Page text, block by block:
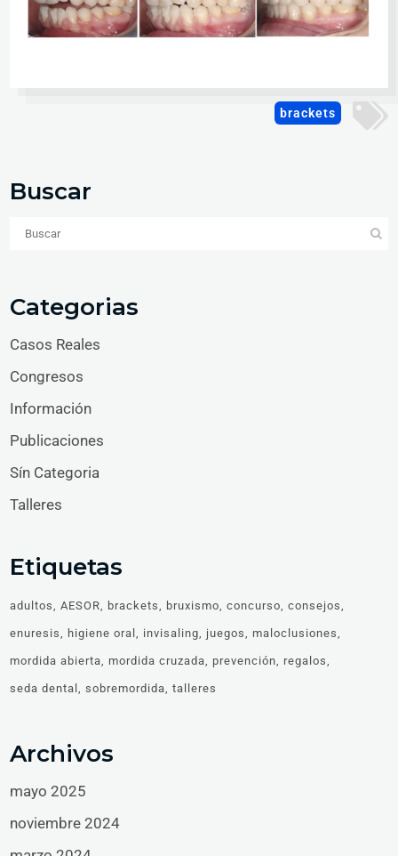
brackets
Buscar
Categorias
Casos Reales
Congresos
Información
Publicaciones
Sín Categoria
Talleres
Etiquetas
adultos AESOR brackets bruxismo concurso consejos
enuresis higiene oral invisaling juegos maloclusiones
mordida abierta mordida cruzada prevención regalos
seda dental sobremordida talleres
Archivos
mayo 2025
noviembre 2024